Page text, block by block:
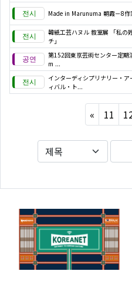
Made in Marunuma 朝霞－8作
韓紙工芸ハヌル 教室展 「私の
チ」
第152回東京芸術センター定
m ...
インターディシプリナリー・
ィバル・ト...
« Previous
11